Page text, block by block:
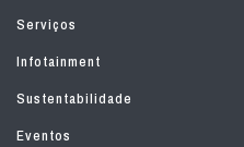
Serviços
Infotainment
Sustentabilidade
Eventos